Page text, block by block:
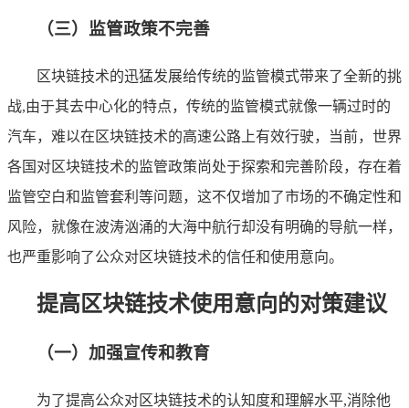
（三）监管政策不完善
区块链技术的迅猛发展给传统的监管模式带来了全新的挑
战,由于其去中心化的特点，传统的监管模式就像一辆过时的
汽车，难以在区块链技术的高速公路上有效行驶，当前，世界
各国对区块链技术的监管政策尚处于探索和完善阶段，存在着
监管空白和监管套利等问题，这不仅增加了市场的不确定性和
风险，就像在波涛汹涌的大海中航行却没有明确的导航一样，
也严重影响了公众对区块链技术的信任和使用意向。
提高区块链技术使用意向的对策建议
（一）加强宣传和教育
为了提高公众对区块链技术的认知度和理解水平,消除他